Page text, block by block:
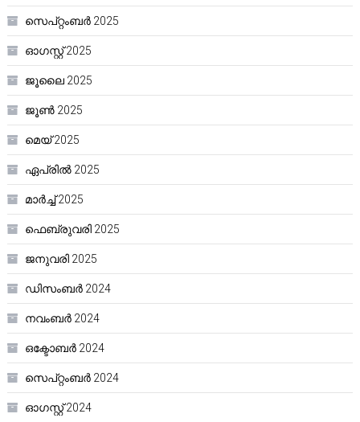
സെപ്റ്റംബർ 2025
ഓഗസ്റ്റ്‌ 2025
ജൂലൈ 2025
ജൂൺ 2025
മെയ്‌ 2025
ഏപ്രിൽ 2025
മാർച്ച്‌ 2025
ഫെബ്രുവരി 2025
ജനുവരി 2025
ഡിസംബർ 2024
നവംബർ 2024
ഒക്ടോബർ 2024
സെപ്റ്റംബർ 2024
ഓഗസ്റ്റ്‌ 2024